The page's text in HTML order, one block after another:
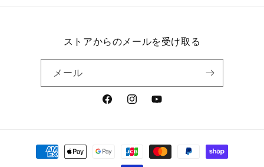
ストアからのメールを受け取る
メール
FacebookInstagramYouTube